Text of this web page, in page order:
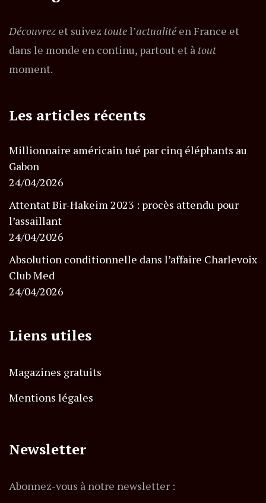
Découvrez et suivez toutel’actualitéen France et
dans le monde en continu, partout et à tout
moment.
Les articles récents
Millionnaire américain tué par cinq éléphants au
Gabon
24/04/2026
Attentat Bir-Hakeim 2023 : procès attendu pour
l’assaillant
24/04/2026
Absolution conditionnelle dans l’affaire Charlevoix
Club Med
24/04/2026
Liens utiles
Magazines gratuits
Mentions légales
Newsletter
Abonnez-vous à notre newsletter :